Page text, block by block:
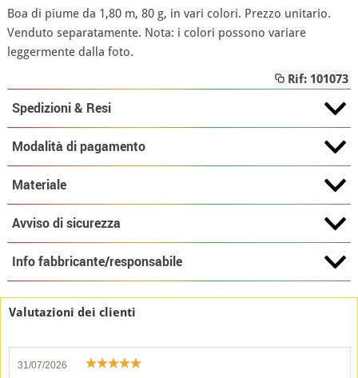
Boa di piume da 1,80 m, 80 g, in vari colori. Prezzo unitario.
Venduto separatamente. Nota: i colori possono variare
leggermente dalla foto.
Rif: 101073
Spedizioni & Resi
Modalità di pagamento
Materiale
Avviso di sicurezza
Info fabbricante/responsabile
Valutazioni dei clienti
31/07/2026